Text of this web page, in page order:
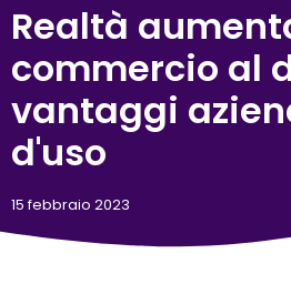
Realtà
commercio al
vantaggi
d'uso
15 febbraio 2023